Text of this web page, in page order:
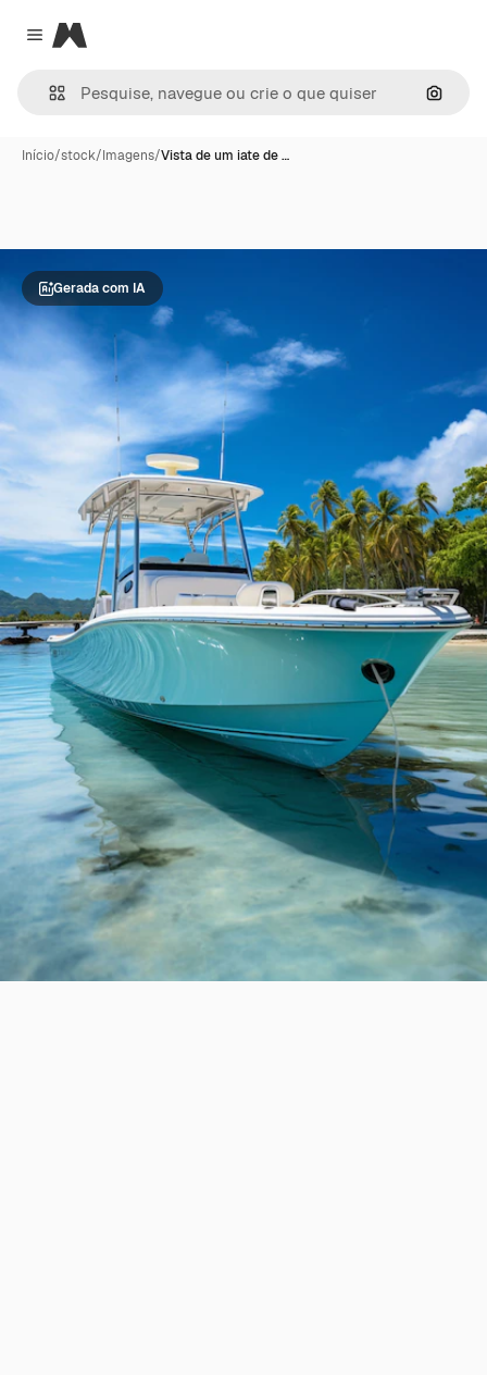
Close menu
Magnific
Início/stock/Imagens/Vista de um iate de …
Gerada com IA